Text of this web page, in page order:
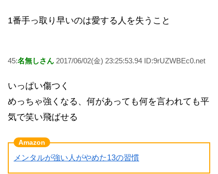
1番手っ取り早いのは愛する人を失うこと
45:名無しさん 2017/06/02(金) 23:25:53.94 ID:9rUZWBEc0.net
いっぱい傷つく
めっちゃ強くなる、何があっても何を言われても平
気で笑い飛ばせる
メンタルが強い人がやめた13の習慣